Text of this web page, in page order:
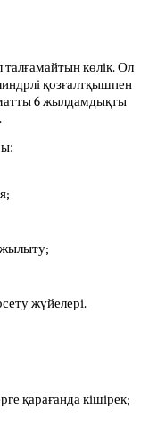
талғамайтын көлік. Ол
қозғалтқышпен
6 жылдамдықты
жүйелері.
қарағанда кішірек;